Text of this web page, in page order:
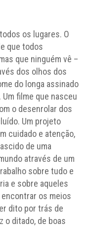
os lugares. O
que todos
que ninguém vê –
dos olhos dos
do longa assinado
. Um filme que nasceu
o desenrolar dos
Um projeto
cuidado e atenção,
de uma
através de um
sobre tudo e
e sobre aqueles
encontrar os meios
dito por trás de
o ditado, de boas